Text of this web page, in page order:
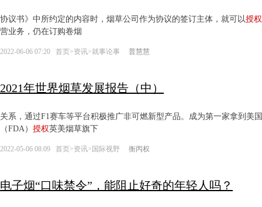
协议书》中所约定的内容时，烟草公司作为协议的签订主体，就可以授权
营业务，仍在订购卷烟
2022-06-06 07:20 首页>资讯>就事论事 普慧慧
2021年世界烟草发展报告（中）
关系，通过F1赛车等平台积极推广非可燃新型产品。成为第一家拿到美
（FDA） 授权英美烟草旗下
2022-05-06 08:09 首页>资讯> 国际视野 衡丙权
电子烟“口味禁令”，能阻止好奇的年轻人吗？